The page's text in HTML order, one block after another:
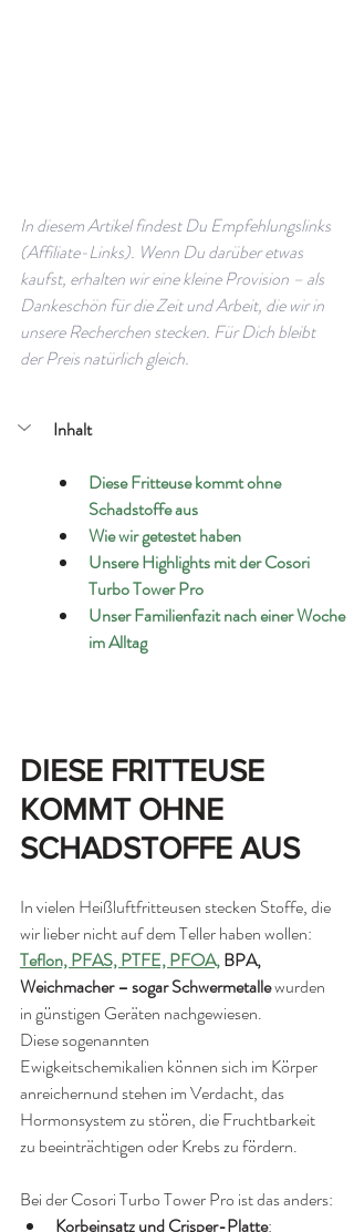
In diesem Artikel findest Du Empfehlungslinks
(Affiliate-Links). Wenn Du darüber etwas
kaufst, erhalten wir eine kleine Provision – als
Dankeschön für die Zeit und Arbeit, die wir in
unsere Recherchen stecken. Für Dich bleibt
der Preis natürlich gleich.
Inhalt
Diese Fritteuse kommt ohne
Schadstoffe aus
Wie wir getestet haben
Unsere Highlights mit der Cosori
Turbo Tower Pro
Unser Familienfazit nach einer Woche
im Alltag
DIESE FRITTEUSE
KOMMT OHNE
SCHADSTOFFE AUS
In vielen Heißluftfritteusen stecken Stoffe, die
wir lieber nicht auf dem Teller haben wollen:
Teflon, PFAS, PTFE, PFOA, BPA,
Weichmacher – sogar Schwermetalle wurden
in günstigen Geräten nachgewiesen.
Diese sogenannten
Ewigkeitschemikalien können sich im Körper
anreichernund stehen im Verdacht, das
Hormonsystem zu stören, die Fruchtbarkeit
zu beeinträchtigen oder Krebs zu fördern.
Bei der Cosori Turbo Tower Pro ist das anders:
Korbeinsatz und Crisper-Platte: